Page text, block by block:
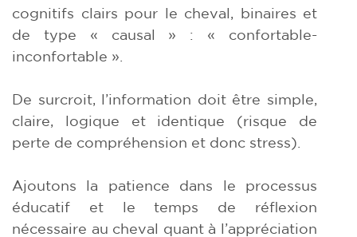
cognitifs clairs pour le cheval, binaires et
de type « causal » : « confortable-
inconfortable ».
De surcroit, l’information doit être simple,
claire, logique et identique (risque de
perte de compréhension et donc stress).
Ajoutons la patience dans le processus
éducatif et le temps de réflexion
nécessaire au cheval quant à l’appréciation